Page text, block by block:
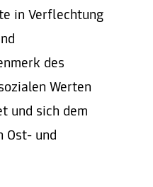
in Verflechtung
des
Werten
und sich dem
Ost- und